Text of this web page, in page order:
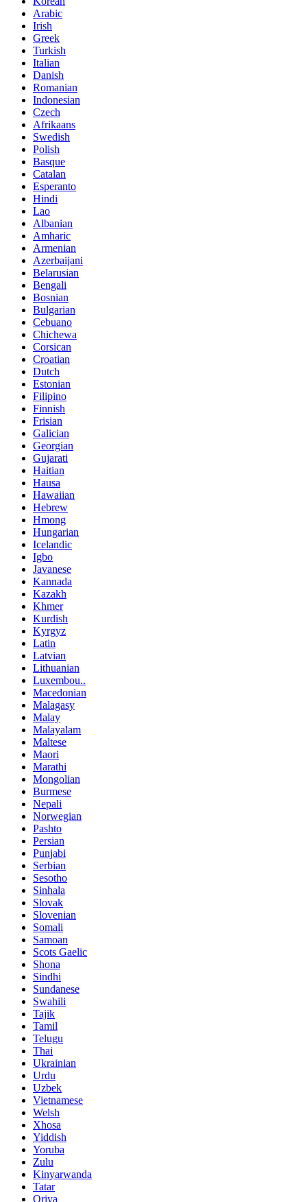
Arabic
Irish
Greek
Turkish
Italian
Danish
Romanian
Indonesian
Czech
Afrikaans
Swedish
Polish
Basque
Catalan
Esperanto
Hindi
Lao
Albanian
Amharic
Armenian
Azerbaijani
Belarusian
Bengali
Bosnian
Bulgarian
Cebuano
Chichewa
Corsican
Croatian
Dutch
Estonian
Filipino
Finnish
Frisian
Galician
Georgian
Gujarati
Haitian
Hausa
Hawaiian
Hebrew
Hmong
Hungarian
Icelandic
Igbo
Javanese
Kannada
Kazakh
Khmer
Kurdish
Kyrgyz
Latin
Latvian
Lithuanian
Luxembou..
Macedonian
Malagasy
Malay
Malayalam
Maltese
Maori
Marathi
Mongolian
Burmese
Nepali
Norwegian
Pashto
Persian
Punjabi
Serbian
Sesotho
Sinhala
Slovak
Slovenian
Somali
Samoan
Scots Gaelic
Shona
Sindhi
Sundanese
Swahili
Tajik
Tamil
Telugu
Thai
Ukrainian
Urdu
Uzbek
Vietnamese
Welsh
Xhosa
Yiddish
Yoruba
Zulu
Kinyarwanda
Tatar
Oriya